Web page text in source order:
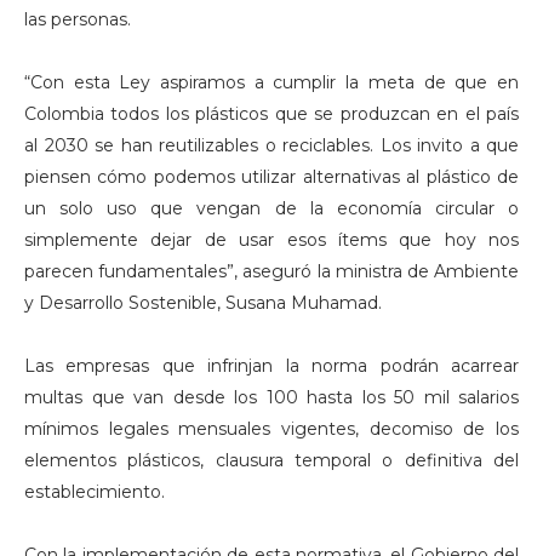
las personas.
“Con esta Ley aspiramos a cumplir la meta de que en
Colombia todos los plásticos que se produzcan en el país
al 2030 se han reutilizables o reciclables. Los invito a que
piensen cómo podemos utilizar alternativas al plástico de
un solo uso que vengan de la economía circular o
simplemente dejar de usar esos ítems que hoy nos
parecen fundamentales”, aseguró la ministra de Ambiente
y Desarrollo Sostenible, Susana Muhamad.
Las empresas que infrinjan la norma podrán acarrear
multas que van desde los 100 hasta los 50 mil salarios
mínimos legales mensuales vigentes, decomiso de los
elementos plásticos, clausura temporal o definitiva del
establecimiento.